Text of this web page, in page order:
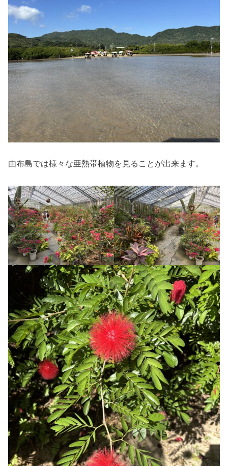
由布島では様々な亜熱帯植物を見ることが出来ます。